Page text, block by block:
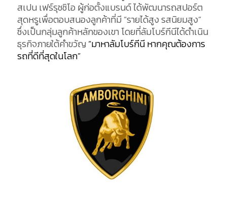
สเปน เฟร์รุชชิโอ ผู้ก่อตั้งแบรนด์ ได้พัฒนารถสปอร์ต
สุดหรูเพื่อตอบสนองลูกค้าที่มี “รายได้สูง รสนิยมสูง”
ซึ่งเป็นกลุ่มลูกค้าหลักของเขา โดยที่ลัมโบร์กีนีได้ดำเนิน
ธุรกิจภายใต้คำขวัญ“มาหาลัมโบร์กีนี หากคุณต้องการ
รถที่ดีที่สุดในโลก”